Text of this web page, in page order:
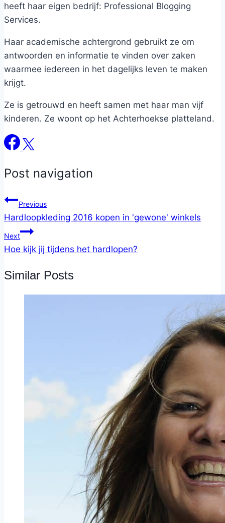
heeft haar eigen bedrijf: Professional Blogging
Services.
Haar academische achtergrond gebruikt ze om
antwoorden en informatie te vinden over zaken
waarmee iedereen in het dagelijks leven te maken
krijgt.
Ze is getrouwd en heeft samen met haar man vijf
kinderen. Ze woont op het Achterhoekse platteland.
Post navigation
Previous
Hardloopkleding 2016 kopen in 'gewone' winkels
Next
Hoe kijk jij tijdens het hardlopen?
Similar Posts